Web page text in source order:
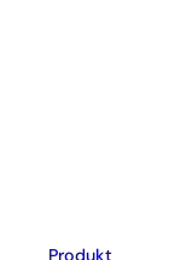
Produkt